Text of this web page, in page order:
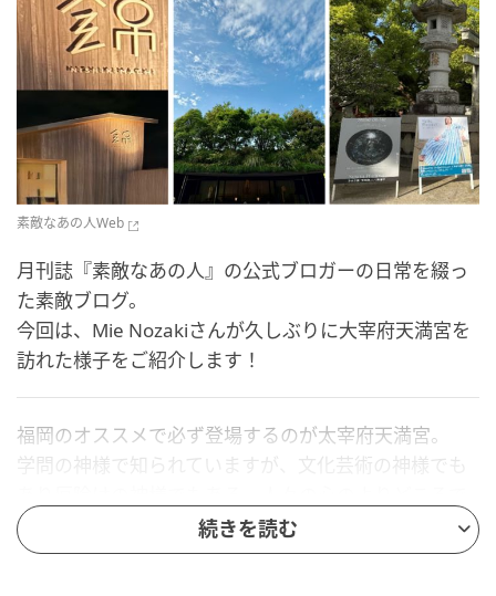
素敵なあの人Web
月刊誌『素敵なあの人』の公式ブロガーの日常を綴っ
た素敵ブログ。
今回は、Mie Nozakiさんが久しぶりに大宰府天満宮を
訪れた様子をご紹介します！
福岡のオススメで必ず登場するのが太宰府天満宮。
学問の神様で知られていますが、文化芸術の神様でも
す。
続きを読む